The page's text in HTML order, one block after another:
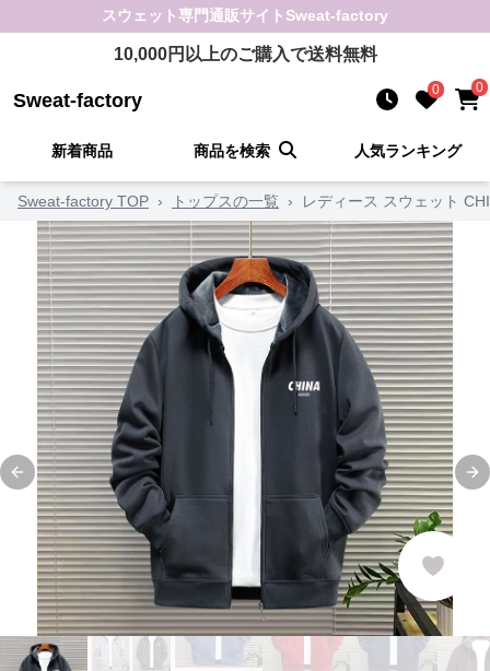
スウェット専門通販サイト Sweat-factory
10,000円以上のご購入で送料無料
Sweat-factory 0 0
新着商品 商品を検索 人気ランキング
Sweat-factory TOP › トップスの一覧 › レディース スウェット
Previous slide